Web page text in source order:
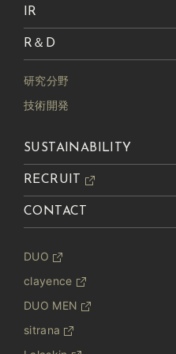
IR
R＆D
研究分野
技術開発
SUSTAINABILITY
RECRUIT
CONTACT
DUO
clayence
DUO MEN
sitrana